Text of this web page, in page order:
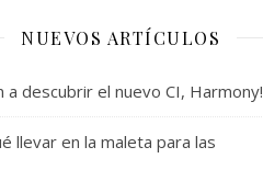
NUEVOS ARTÍCULOS
a descubrir el nuevo CI, Harmony!
llevar en la maleta para las